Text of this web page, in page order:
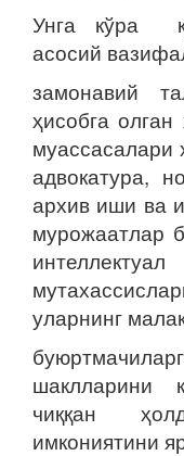
Унга кўра
асосий
замонавий
ҳисобга
муассасалари
адвокатура,
архив иши ва
мурожаатлар
уларнинг
шаклларини
чиққан
имкониятини